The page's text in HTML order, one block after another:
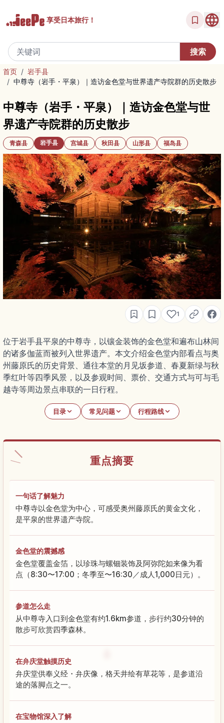
享受日本旅行！
首页 / 岩手县
/ 中尊寺（岩手・平泉）｜造访金色堂与世界遗产寺院群的历史散步
中尊寺（岩手・平泉）｜造访金色堂与世
界遗产寺院群的历史散步
青森县 岩手县 宫城县 秋田县 山形县 福岛县
1
位于岩手县平泉的中尊寺，以镶金装饰的金色堂和遍布山林间
的诸多伽蓝而被列入世界遗产。本文介绍金色堂内部看点与奥
州藤原氏的历史背景、通往本堂的月见坂参道、春夏新绿与秋
季红叶等四季风景，以及参观时间、票价、交通方式与可与毛
越寺等周边景点串联的一日行程。
目录 常见问题 行程路线
重点摘要
一句话了解魅力
中尊寺以金色堂为中心，可感受奥州藤原氏的黄金文化，
是平泉的世界遗产寺院。
金色堂的震撼感
金色堂覆盖金箔，以珍珠与螺钿装饰及阿弥陀如来像为看
点（8:30〜17:00；冬季至〜16:30／成人1,000日元）。
参道怎么走
从中尊寺入口到金色堂有约1.6km参道，步行约30分钟的
散步可欣赏四季森林。
在弁庆堂触摸历史
弁庆堂供奉义经・弁庆像，格天井绘有草花等，是参道沿
途的落脚点之一。
在宝物馆深入了解